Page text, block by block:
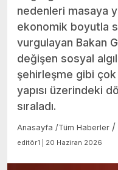
nedenleri masaya
ekonomik boyutla
vurgulayan Bakan
değişen sosyal
şehirleşme gibi
yapısı üzerindeki
sıraladı.
Anasayfa /Tüm Haberler /
editör1 | 20 Haziran 2026